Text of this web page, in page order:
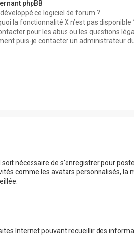
phpBB
ce logiciel de forum ?
la fonctionnalité X n’est pas disponible
pour les abus ou les questions
puis-je contacter un administrateur
nécessaire de s’enregistrer pour
comme les avatars personnalisés, la
Internet pouvant recueillir des